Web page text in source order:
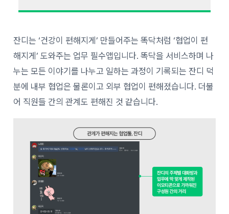
잔디는 ‘건강이 편해지게’ 만들어주는 똑닥처럼 ‘협업이 편
해지게’ 도와주는 업무 필수앱입니다. 똑닥을 서비스하며 나
누는 모든 이야기를 나누고 일하는 과정이 기록되는 잔디 덕
분에 내부 협업은 물론이고 외부 협업이 편해졌습니다. 더불
어 직원들 간의 관계도 편해진 것 같습니다.